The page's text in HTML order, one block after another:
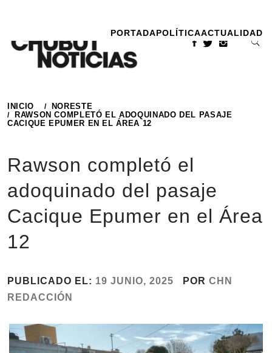
contenido
PORTADAPOLÍTICAACTUALIDAD
INICIO
NORESTE
RAWSON COMPLETÓ EL ADOQUINADO DEL PASAJE
CACIQUE EPUMER EN EL ÁREA 12
Rawson completó el
adoquinado del pasaje
Cacique Epumer en el Área
12
PUBLICADO EL: 19 JUNIO, 2025 POR CHN
REDACCIÓN